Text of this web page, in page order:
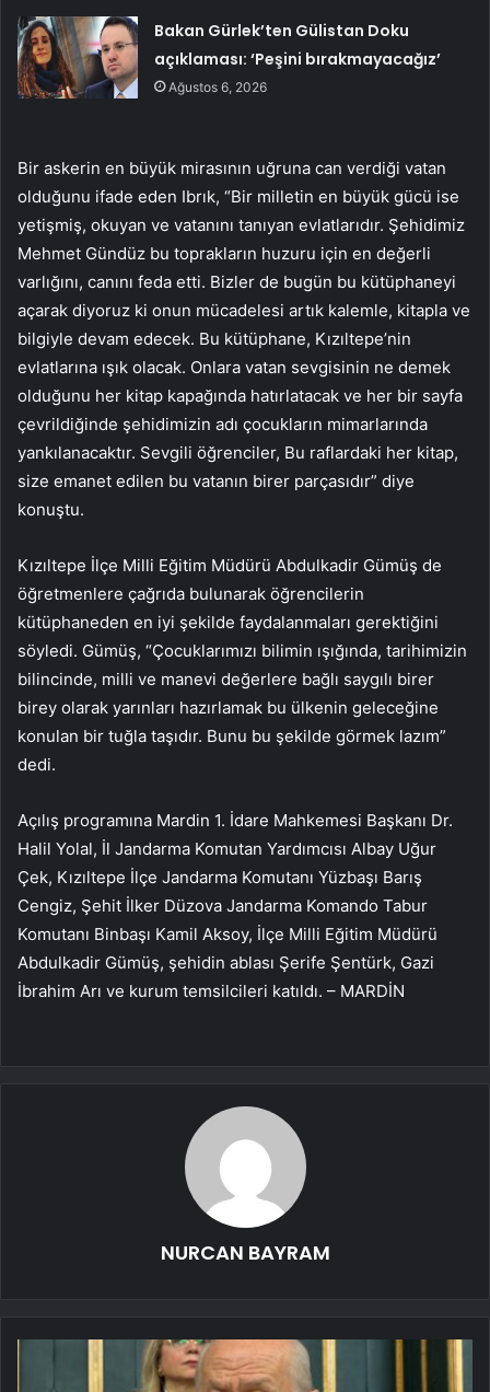
Bakan Gürlek’ten Gülistan Doku
açıklaması: ‘Peşini bırakmayacağız’
Ağustos 6, 2026
Bir askerin en büyük mirasının uğruna can verdiği vatan
olduğunu ifade eden Ibrık, “Bir milletin en büyük gücü ise
yetişmiş, okuyan ve vatanını tanıyan evlatlarıdır. Şehidimiz
Mehmet Gündüz bu toprakların huzuru için en değerli
varlığını, canını feda etti. Bizler de bugün bu kütüphaneyi
açarak diyoruz ki onun mücadelesi artık kalemle, kitapla ve
bilgiyle devam edecek. Bu kütüphane, Kızıltepe’nin
evlatlarına ışık olacak. Onlara vatan sevgisinin ne demek
olduğunu her kitap kapağında hatırlatacak ve her bir sayfa
çevrildiğinde şehidimizin adı çocukların mimarlarında
yankılanacaktır. Sevgili öğrenciler, Bu raflardaki her kitap,
size emanet edilen bu vatanın birer parçasıdır” diye
konuştu.
Kızıltepe İlçe Milli Eğitim Müdürü Abdulkadir Gümüş de
öğretmenlere çağrıda bulunarak öğrencilerin
kütüphaneden en iyi şekilde faydalanmaları gerektiğini
söyledi. Gümüş, “Çocuklarımızı bilimin ışığında, tarihimizin
bilincinde, milli ve manevi değerlere bağlı saygılı birer
birey olarak yarınları hazırlamak bu ülkenin geleceğine
konulan bir tuğla taşıdır. Bunu bu şekilde görmek lazım”
dedi.
Açılış programına Mardin 1. İdare Mahkemesi Başkanı Dr.
Halil Yolal, İl Jandarma Komutan Yardımcısı Albay Uğur
Çek, Kızıltepe İlçe Jandarma Komutanı Yüzbaşı Barış
Cengiz, Şehit İlker Düzova Jandarma Komando Tabur
Komutanı Binbaşı Kamil Aksoy, İlçe Milli Eğitim Müdürü
Abdulkadir Gümüş, şehidin ablası Şerife Şentürk, Gazi
İbrahim Arı ve kurum temsilcileri katıldı. – MARDİN
NURCAN BAYRAM